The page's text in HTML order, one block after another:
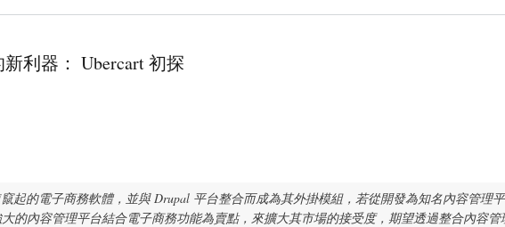
利器： Ubercart 初探
起的電子商務軟體，並與 Drupal 平台整合而成為其外掛模組，若從開發為知名內容管理
的內容管理平台結合電子商務功能為賣點，來擴大其市場的接受度，期望透過整合內容管